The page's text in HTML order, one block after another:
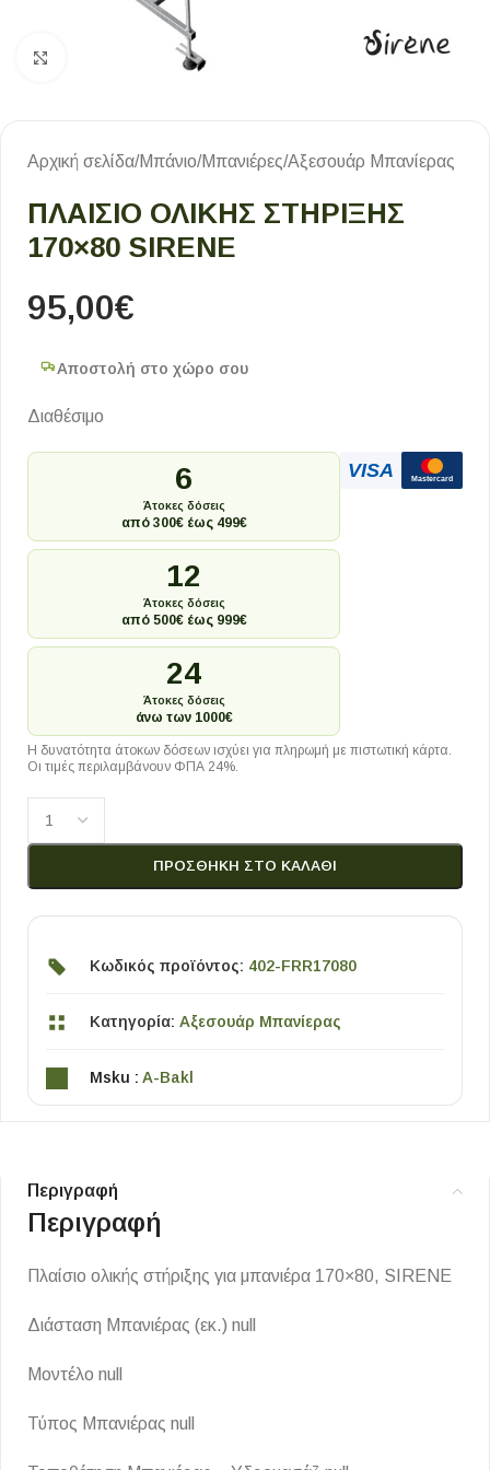
Κλικ για μεγέθυνση
Αρχική σελίδα/Μπάνιο/Μπανιέρες/Αξεσουάρ Μπανίερας
ΠΛΑΊΣΙΟ ΟΛΙΚΉΣ ΣΤΉΡΙΞΗΣ
170×80 SIRENE
95,00€
Αποστολή στο χώρο σου
Διαθέσιμο
6
Άτοκες δόσεις
από 300€ έως 499€
12
Άτοκες δόσεις
από 500€ έως 999€
24
Άτοκες δόσεις
άνω των 1000€
VISA Mastercard
Η δυνατότητα άτοκων δόσεων ισχύει για πληρωμή με πιστωτική κάρτα.
Οι τιμές περιλαμβάνουν ΦΠΑ 24%.
ΠΡΟΣΘΉΚΗ ΣΤΟ ΚΑΛΆΘΙ
Κωδικός προϊόντος: 402-FRR17080
Κατηγορία: Αξεσουάρ Μπανίερας
Msku : A-Bakl
Περιγραφή
Περιγραφή
Πλαίσιο ολικής στήριξης για μπανιέρα 170×80, SIRENE
Διάσταση Μπανιέρας (εκ.) null
Μοντέλο null
Τύπος Μπανιέρας null